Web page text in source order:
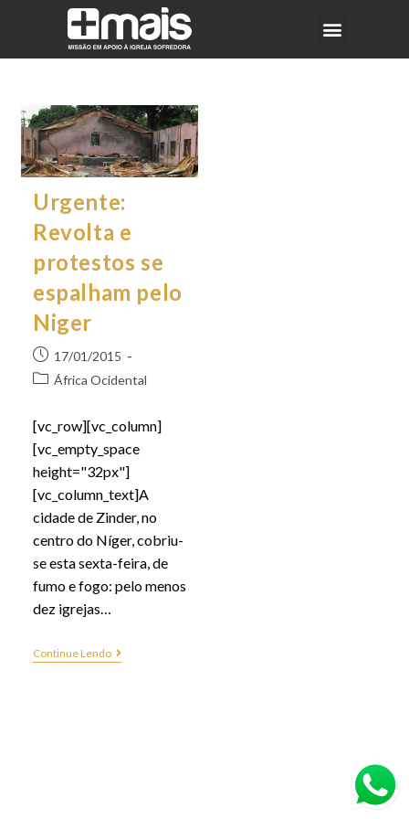
Urgente:
Revolta e
protestos se
espalham pelo
Niger
17/01/2015
África Ocidental
[vc_row][vc_column]
[vc_empty_space
height="32px"]
[vc_column_text]A
cidade de Zinder, no
centro do Níger, cobriu-
se esta sexta-feira, de
fumo e fogo: pelo menos
dez igrejas…
Continue Lendo